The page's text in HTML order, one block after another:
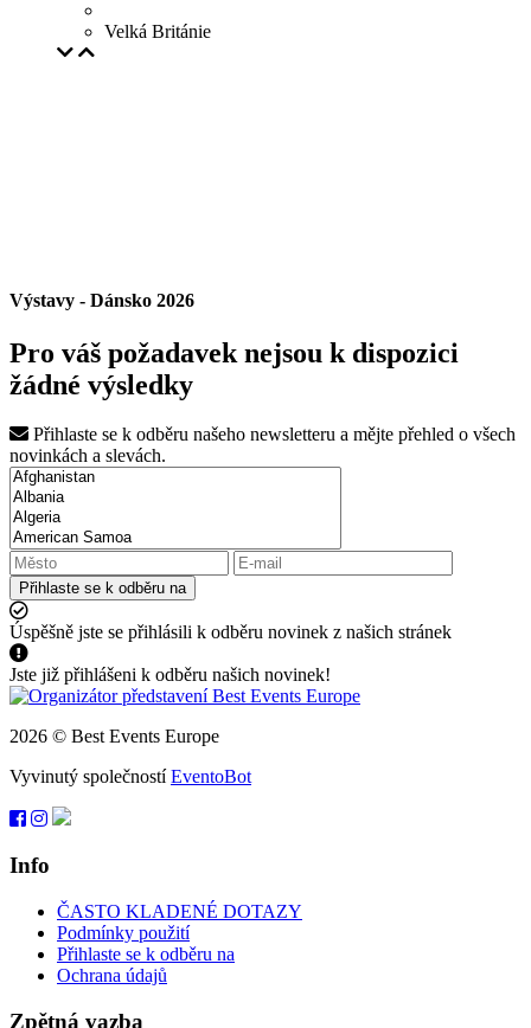
Velká Británie
Výstavy - Dánsko 2026
Pro váš požadavek nejsou k dispozici
žádné výsledky
Přihlaste se k odběru našeho newsletteru a mějte přehled o všech
novinkách a slevách.
Přihlaste se k odběru na
Úspěšně jste se přihlásili k odběru novinek z našich stránek
Jste již přihlášeni k odběru našich novinek!
2026 © Best Events Europe
Vyvinutý společnostíEventoBot
Info
ČASTO KLADENÉ DOTAZY
Podmínky použití
Přihlaste se k odběru na
Ochrana údajů
Zpětná vazba